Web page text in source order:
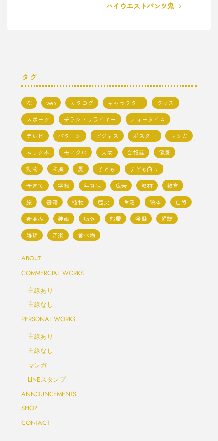
ハイウエストパンツ鬼
タグ
2C web カタログ キャラクター
グッズ
スポーツ
チラシ・フライヤー
ティータイム
テレビ
パターン ビジネス ポスター
マンガ
ムック本
モノクロ 人物 会報誌
健康
動物
和風 夏 子ども
子ども向け
子育て
学校 年賀状 広告 教材
教育
旅
書籍 植物 歴史 生活 絵本
自然
街並み
装画 販促 部屋 金融
雑誌
雑貨
音楽 食べ物
ABOUT
COMMERCIAL WORKS
主線あり
主線なし
PERSONAL WORKS
主線あり
主線なし
マンガ
LINEスタンプ
ANNOUNCEMENTS
SHOP
CONTACT